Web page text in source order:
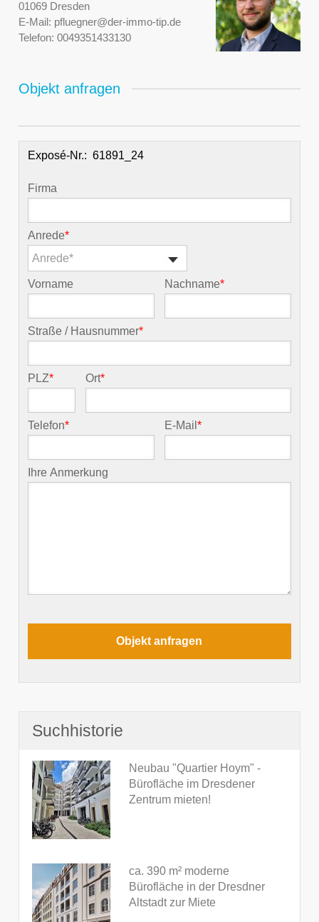
01069 Dresden
E-Mail: pfluegner@der-immo-tip.de
Telefon: 0049351433130
Objekt anfragen
Exposé-Nr.:
Firma
Anrede*
Anrede*
Vorname Nachname*
Straße / Hausnummer*
PLZ* Ort*
Telefon* E-Mail*
Ihre Anmerkung
Suchhistorie
Neubau "Quartier Hoym" -
Bürofläche im Dresdener
Zentrum mieten!
ca. 390 m² moderne
Bürofläche in der Dresdner
Altstadt zur Miete